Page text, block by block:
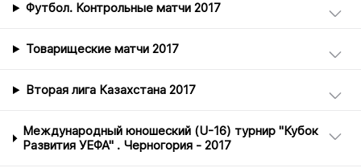
Футбол. Контрольные матчи 2017
Товарищеские матчи 2017
Вторая лига Казахстана 2017
Международный юношеский (U-16) турнир "Кубок
Развития УЕФА" . Черногория - 2017